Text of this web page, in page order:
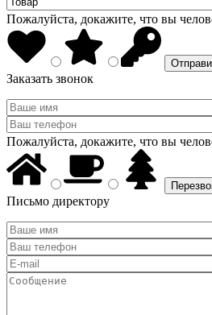
Пожалуйста, докажите, что вы
Заказать звонок
Пожалуйста, докажите, что вы
Письмо директору